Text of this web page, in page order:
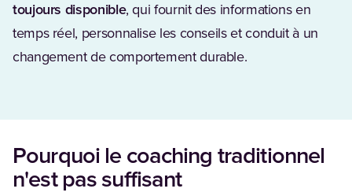
toujours disponible, qui fournit des informations en
temps réel, personnalise les conseils et conduit à un
changement de comportement durable.
Pourquoi le coaching traditionnel
n'est pas suffisant